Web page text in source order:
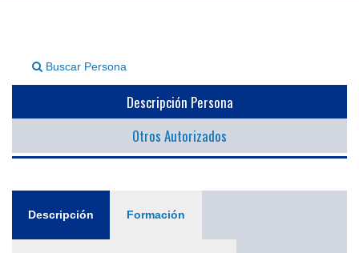
Buscar Persona
Descripción Persona
Otros Autorizados
Descripción (solapaFormación